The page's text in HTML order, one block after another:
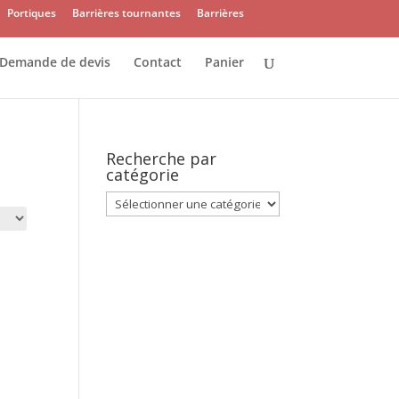
Portiques Barrières tournantes Barrières
de devis Contact Panier
Recherche par
catégorie
Recherche
par